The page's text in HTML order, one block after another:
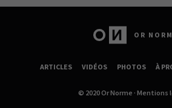
OR
ARTICLES VIDÉOS PHOTOS À
© 2020 Or Norme · Mentions